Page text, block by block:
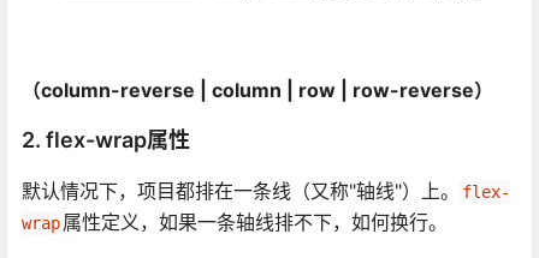
（column-reverse | column | row | row-reverse）
2. flex-wrap属性
默认情况下，项目都排在一条线（又称"轴线"）上。
flex-
wrap属性定义，如果一条轴线排不下，如何换行。